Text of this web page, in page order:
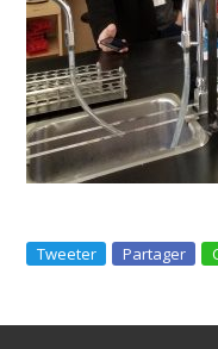
Tweeter Partager